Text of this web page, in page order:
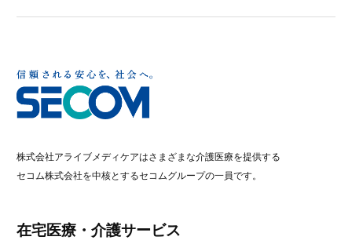
株式会社アライブメディケアはさまざまな介護医療を提供する
セコム株式会社を中核とするセコムグループの一員です。
在宅医療・介護サービス